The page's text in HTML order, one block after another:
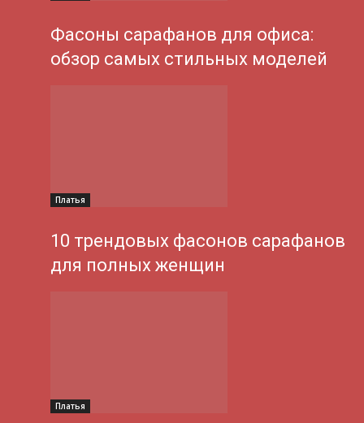
Фасоны сарафанов для офиса:
обзор самых стильных моделей
Платья
10 трендовых фасонов сарафанов
для полных женщин
Платья